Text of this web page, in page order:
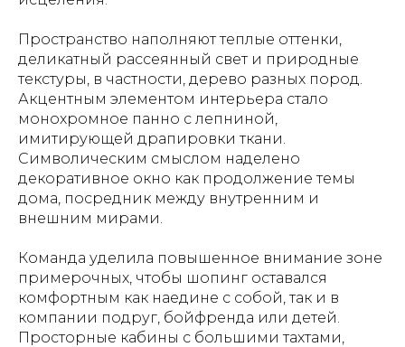
Пространство наполняют теплые оттенки,
деликатный рассеянный свет и природные
текстуры, в частности, дерево разных пород.
Акцентным элементом интерьера стало
монохромное панно с лепниной,
имитирующей драпировки ткани.
Символическим смыслом наделено
декоративное окно как продолжение темы
дома, посредник между внутренним и
внешним мирами.
Команда уделила повышенное внимание зоне
примерочных, чтобы шопинг оставался
комфортным как наедине с собой, так и в
компании подруг, бойфренда или детей.
Просторные кабины с большими тахтами,